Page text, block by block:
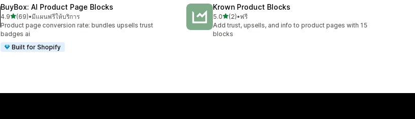
BuyBox: AI Product Page Blocks
4.9เต็ม 5 ดาว
(69)
ทั้งหมด 69 รีวิว
•มีแผนฟรีให้บริการ
Product page conversion rate: bundles upsells trust
badges ai
Built for Shopify
Krown Product Blocks
5.0เต็ม 5 ดาว
(2)
ทั้งหมด 2 รีวิว
•ฟรี
Add trust, upsells, and info to product pages with 15
blocks